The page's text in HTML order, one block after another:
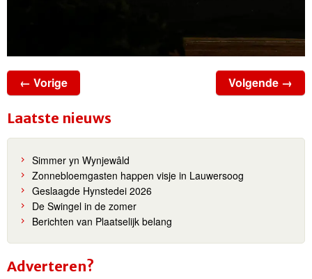
← Vorige Volgende →
Laatste nieuws
Simmer yn Wynjewâld
Zonnebloemgasten happen visje in Lauwersoog
Geslaagde Hynstedei 2026
De Swingel in de zomer
Berichten van Plaatselijk belang
Adverteren?